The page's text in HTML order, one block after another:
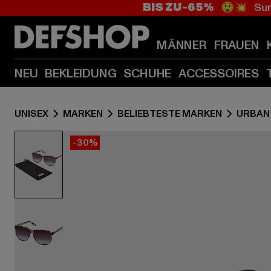
BIS ZU -65% 😲💥
MÄNNER FRAUEN
NEU BEKLEIDUNG SCHUHE ACCESSOIRES
UNISEX MARKEN BELIEBTESTE MARKEN
-30%